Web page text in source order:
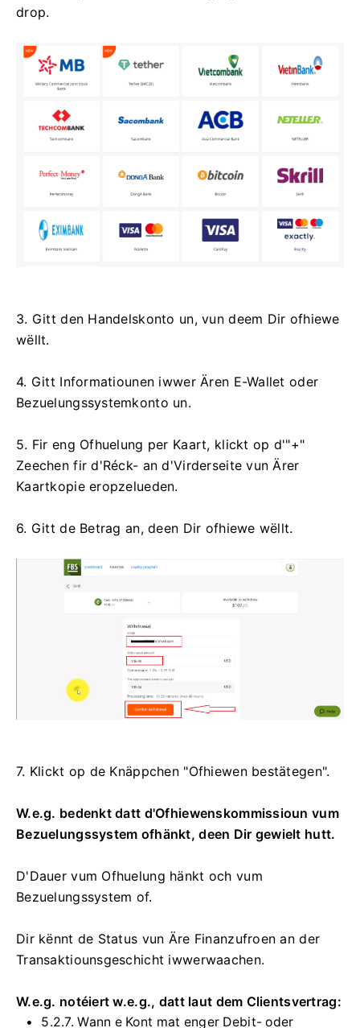
drop.
3. Gitt den Handelskonto un, vun deem Dir ofhiewe
wëllt.
4. Gitt Informatiounen iwwer Ären E-Wallet oder
Bezuelungssystemkonto un.
5. Fir eng Ofhuelung per Kaart, klickt op d'"+"
Zeechen fir d'Réck- an d'Virderseite vun Ärer
Kaartkopie eropzelueden.
6. Gitt de Betrag an, deen Dir ofhiewe wëllt.
7. Klickt op de Knäppchen "Ofhiewen bestätegen".
W.e.g. bedenkt datt d'Ofhiewenskommissioun vum
Bezuelungssystem ofhänkt, deen Dir gewielt hutt.
D'Dauer vum Ofhuelung hänkt och vum
Bezuelungssystem of.
Dir kënnt de Status vun Äre Finanzufroen an der
Transaktiounsgeschicht iwwerwaachen.
W.e.g. notéiert w.e.g., datt laut dem Clientsvertrag:
5.2.7. Wann e Kont mat enger Debit- oder